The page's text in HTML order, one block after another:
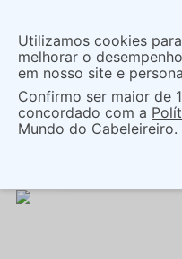
As ofertas e
acordo com a
O que você procura?
Cuidados com o
Utilizamos cookies
melhorar o
em nosso site e
Confirmo ser maior de
concordado com a
Mundo do Cabeleireiro.